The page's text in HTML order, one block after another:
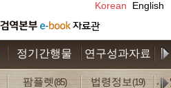
Korean English
정기간행물 연구성과자료
팜플렛 (85) 법령정보(19) 사